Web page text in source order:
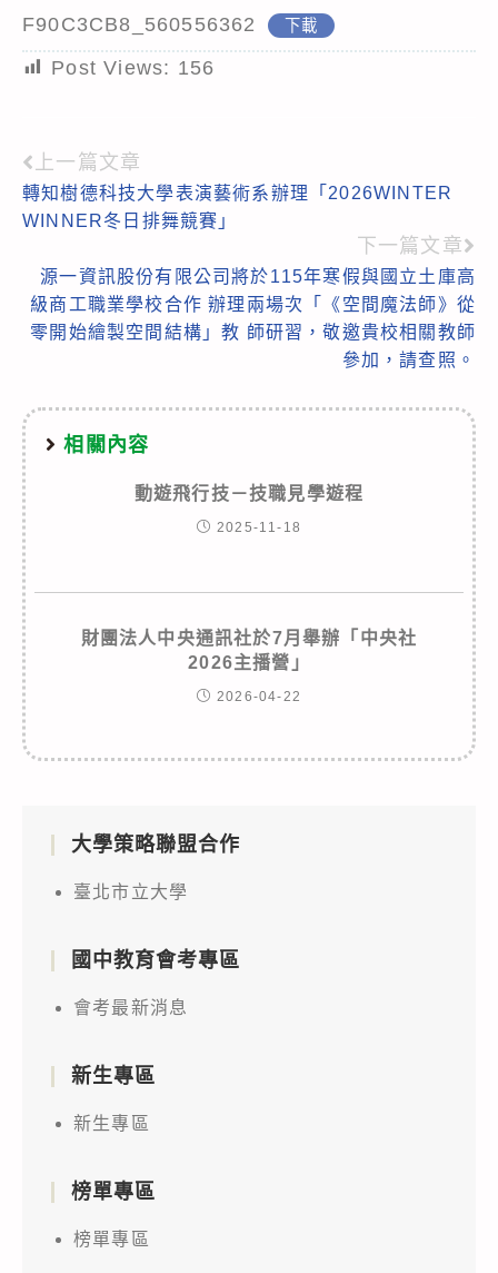
F90C3CB8_560556362 下載
Post Views: 156
Read
more
上一篇文章
轉知樹德科技大學表演藝術系辦理「2026WINTER
WINNER冬日排舞競賽」
下一篇文章
源一資訊股份有限公司將於115年寒假與國立土庫高
級商工職業學校合作 辦理兩場次「《空間魔法師》從
零開始繪製空間結構」教 師研習，敬邀貴校相關教師
參加，請查照。
相關內容
動遊飛行技－技職見學遊程
2025-11-18
財團法人中央通訊社於7月舉辦「中央社
2026主播營」
2026-04-22
大學策略聯盟合作
臺北市立大學
國中教育會考專區
會考最新消息
新生專區
新生專區
榜單專區
榜單專區